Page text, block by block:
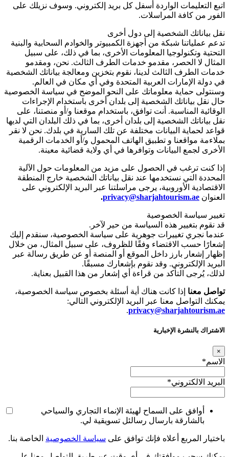
اتبع التعليمات الواردة أسفل كل بريد إلكتروني. وسوف نزيلك على
الفور من كافة المراسلات.
نقل بياناتك الشخصية إلى دول أخرى
تدعم عملياتنا شبكة من أجهزة الكمبيوتر والخوادم السحابية والبنية
التحتية وتكنولوجيا المعلومات الأخرى، بما في ذلك، على سبيل
المثال لا الحصر، مقدمو خدمات الطرف الثالث. نحن، ومقدمو
خدمات الطرف الثالث لدينا، نقوم بتخزين ومعالجة بياناتك الشخصية
في دولة الإمارات العربية المتحدة وفي أي مكان في العالم.
وسنتولى حماية معلوماتك على النحو الموضح في سياسة الخصوصية
حال نقل بياناتك الشخصية إلى بلدان أخرى باستخدام الإجراءات
الوقائية المناسبة. أنت توافق، باستخدام موقعنا و/أو منصتنا، على
نقل بياناتك الشخصية إلى بلدان أخرى، بما في ذلك البلدان التي لديها
قواعد لحماية البيانات مختلفة عن تلك السارية في بلدك. نحن لا نقر
بملاءمة مواقعنا و تطبيق الهاتف المحمول و/أو الخدمات الرقمية
الأخرى لجمع البيانات وتوافرها في أي ولاية قضائية معينة.
إذا كنت ترغب في الحصول على مزيد من المعلومات حول الآلية
المحددة التي نستخدمها عند نقل بياناتك الشخصية خارج المنطقة
الاقتصادية الأوروبية، يرجى مراسلتنا عبر البريد الإلكتروني على
العنوان privacy@sharjahtourism.ae
.
تغيير سياسة الخصوصية
قد نقوم بتغيير هذه السياسة من حير لآخر.
عندما نجري تغييرات جوهرية على سياسة الخصوصية، سنقدم إليك
إشعارًا حسب الاقتضاء وفقًا للظروف، على سبيل المثال، من خلال
إظهار إشعار بارز داخل الموقع أو المنصة أو عن طريق رسالة عبر
البريد الإلكتروني. وقد نقوم بإشعارك مسبقًا.
لذلك، يُرجى التأكد من قراءة أي إشعار من هذا القبيل بعناية.
تواصل معنا إذا كانت هناك أية أسئلة بخصوص سياسة الخصوصية،
يمكنك التواصل معنا عبر البريد الإلكتروني التالي:
privacy@sharjahtourism.ae
.
الاشتراك بالنشرة الإخبارية
×
الاسم*
البريد الالكتروني*
أوافق على السماح لهيئة الإنماء التجاري والسياحي
بالشارقة بارسال رسالئل تسويقية لي.
باختيار المربع أعلاه فإنك توافق على سياسة الخصوصية الخاصة بنا.